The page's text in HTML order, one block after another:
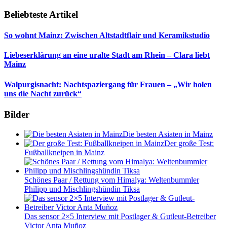
Beliebteste Artikel
So wohnt Mainz: Zwischen Altstadtflair und Keramikstudio
Liebeserklärung an eine uralte Stadt am Rhein – Clara liebt
Mainz
Walpurgisnacht: Nachtspaziergang für Frauen – „Wir holen
uns die Nacht zurück“
Bilder
Die besten Asiaten in Mainz
Der große Test:
Fußballkneipen in Mainz
Schönes Paar / Rettung vom Himalya: Weltenbummler
Philipp und Mischlingshündin Tiksa
Das sensor 2×5 Interview mit Postlager & Gutleut-Betreiber
Victor Anta Muñoz